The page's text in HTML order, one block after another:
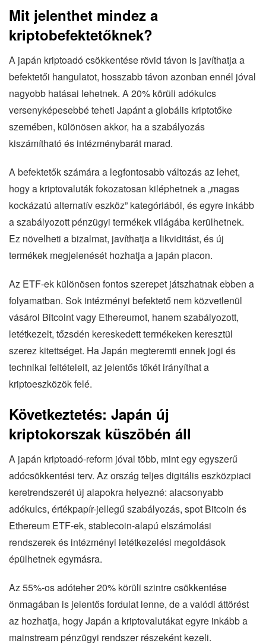
Mit jelenthet mindez a
kriptobefektetőknek?
A japán kriptoadó csökkentése rövid távon is javíthatja a
befektetői hangulatot, hosszabb távon azonban ennél jóval
nagyobb hatásai lehetnek. A 20% körüli adókulcs
versenyképesebbé teheti Japánt a globális kriptotőke
szemében, különösen akkor, ha a szabályozás
kiszámítható és intézménybarát marad.
A befektetők számára a legfontosabb változás az lehet,
hogy a kriptovaluták fokozatosan kiléphetnek a „magas
kockázatú alternatív eszköz” kategóriából, és egyre inkább
a szabályozott pénzügyi termékek világába kerülhetnek.
Ez növelheti a bizalmat, javíthatja a likviditást, és új
termékek megjelenését hozhatja a japán piacon.
Az ETF-ek különösen fontos szerepet játszhatnak ebben a
folyamatban. Sok intézményi befektető nem közvetlenül
vásárol Bitcoint vagy Ethereumot, hanem szabályozott,
letétkezelt, tőzsdén kereskedett termékeken keresztül
szerez kitettséget. Ha Japán megteremti ennek jogi és
technikai feltételeit, az jelentős tőkét irányíthat a
kriptoeszközök felé.
Következtetés: Japán új
kriptokorszak küszöbén áll
A japán kriptoadó-reform jóval több, mint egy egyszerű
adócsökkentési terv. Az ország teljes digitális eszközpiaci
keretrendszerét új alapokra helyezné: alacsonyabb
adókulcs, értékpapír-jellegű szabályozás, spot Bitcoin és
Ethereum ETF-ek, stablecoin-alapú elszámolási
rendszerek és intézményi letétkezelési megoldások
épülhetnek egymásra.
Az 55%-os adóteher 20% körüli szintre csökkentése
önmagában is jelentős fordulat lenne, de a valódi áttörést
az hozhatja, hogy Japán a kriptovalutákat egyre inkább a
mainstream pénzügyi rendszer részeként kezeli.